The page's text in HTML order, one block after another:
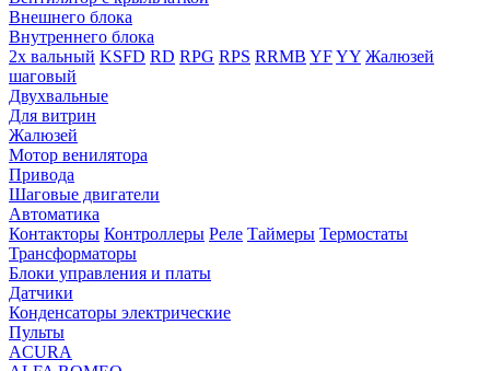
Внешнего блока
Внутреннего блока
2х вальный KSFD RD RPG RPS RRMB YFYY Жалюзей
шаговый
Двухвальные
Для витрин
Жалюзей
Мотор венилятора
Привода
Шаговые двигатели
Автоматика
Контакторы Контроллеры Реле Таймеры Термостаты
Трансформаторы
Блоки управления и платы
Датчики
Конденсаторы электрические
Пульты
ACURA